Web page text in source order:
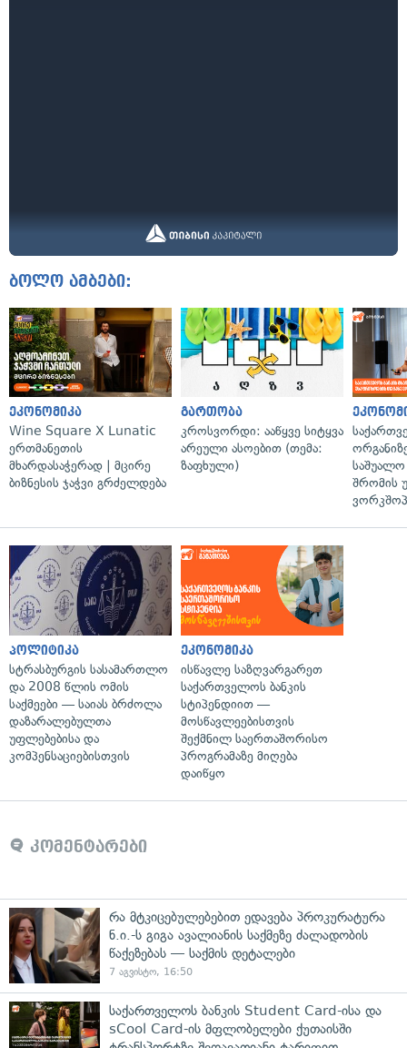
ბოლო ამბები:
ეკონომიკა
Wine Square X Lunatic
ერთმანეთის
მხარდასაჭერად | მცირე
ბიზნესის ჯაჭვი გრძელდება
გართობა
კროსვორდი: ააწყვე სიტყვა
არეული ასოებით (თემა:
ზაფხული)
საშუალო
შრომის
პოლიტიკა
სტრასბურგის სასამართლო
და 2008 წლის ომის
საქმეები — საიას ბრძოლა
დაზარალებულთა
უფლებებისა და
კომპენსაციებისთვის
ეკონომიკა
ისწავლე საზღვარგარეთ
საქართველოს ბანკის
სტიპენდიით —
მოსწავლეებისთვის
შექმნილ საერთაშორისო
პროგრამაზე მიღება
დაიწყო
კომენტარები
რა მტკიცებულებებით ედავება პროკურატურა
ნ.ი.-ს გიგა ავალიანის საქმეზე ძალადობის
წაქეზებას — საქმის დეტალები
7 აგვისტო, 16:50
საქართველოს ბანკის Student Card-ისა და
sCool Card-ის მფლობელები ქუთაისში